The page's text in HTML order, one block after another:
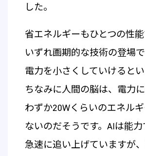
した。
省エネルギーもひとつの性
いずれ画期的な技術の登場
電力を小さくしていけるとい
ちなみに人間の脳は、電力
わずか20Wくらいのエネル
ないのだそうです。AIは能
急速に追い上げていますが